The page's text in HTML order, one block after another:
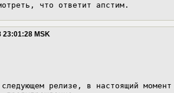
что ответит апстим.
23:01:28 MSK
релизе, в настоящий